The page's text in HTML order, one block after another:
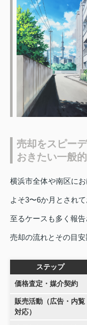
売却をスピー
おきたい一般
横浜市全体や南区に
よそ3〜6か月とされ
至るケースも多く報告
売却の流れとその目
ステップ
価格査定・媒介契約
販売活動（広告・内覧
対応）